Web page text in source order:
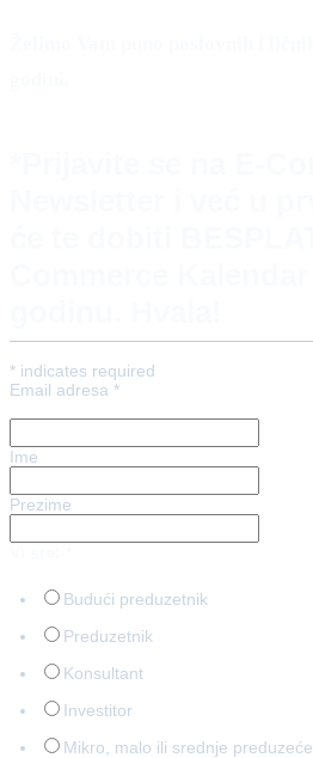
* indicates required
Email adresa *
Ime
Prezime
Budući preduzetnik
Preduzetnik
Konsultant
Investitor
Mikro, malo ili srednje preduzeće